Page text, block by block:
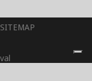
SITEMAP